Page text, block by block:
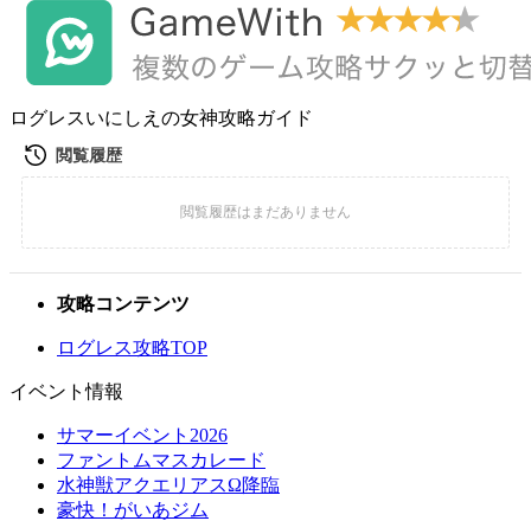
ログレスいにしえの女神攻略ガイド
攻略コンテンツ
ログレス攻略TOP
イベント情報
サマーイベント2026
ファントムマスカレード
水神獣アクエリアスΩ降臨
豪快！がいあジム